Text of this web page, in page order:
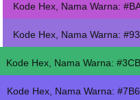
Kode Hex, Nama Warna:
Kode Hex, Nama Warna:
Kode Hex, Nama Warna:
Kode Hex, Nama Warna: